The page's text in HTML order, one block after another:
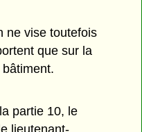
ne vise toutefois
que sur la
partie 10, le
lieutenant-